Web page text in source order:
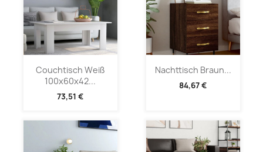
Couchtisch Weiß
100x60x42...
73,51 €
Nachttisch Braun...
84,67 €